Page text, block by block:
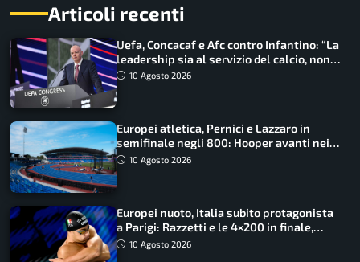
Articoli recenti
Uefa, Concacaf e Afc contro Infantino: “La
leadership sia al servizio del calcio, non
cerchi di dominarlo”
10 Agosto 2026
Europei atletica, Pernici e Lazzaro in
semifinale negli 800: Hooper avanti nei
100, fuori Tecuceanu
10 Agosto 2026
Europei nuoto, Italia subito protagonista
a Parigi: Razzetti e le 4×200 in finale,
Quadarella domina gli 800
10 Agosto 2026